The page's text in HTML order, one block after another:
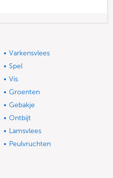
Varkensvlees
Spel
Vis
Groenten
Gebakje
Ontbijt
Lamsvlees
Peulvruchten